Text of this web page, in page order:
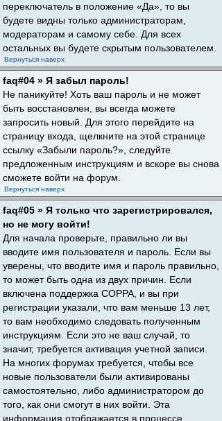
переключатель в положение «Да», то вы
будете видны только администраторам,
модераторам и самому себе. Для всех
остальных вы будете скрытым пользователем.
Вернуться наверх
faq#04 » Я забыл пароль!
Не паникуйте! Хоть ваш пароль и не может
быть восстановлен, вы всегда можете
запросить новый. Для этого перейдите на
страницу входа, щелкните на этой странице
ссылку «Забыли пароль?», следуйте
предложенным инструкциям и вскоре вы снова
сможете войти на форум.
Вернуться наверх
faq#05 » Я только что зарегистрировался,
но не могу войти!
Для начала проверьте, правильно ли вы
вводите имя пользователя и пароль. Если вы
уверены, что вводите имя и пароль правильно,
то может быть одна из двух причин. Если
включена поддержка COPPA, и вы при
регистрации указали, что вам меньше 13 лет,
то вам необходимо следовать полученным
инструкциям. Если это не ваш случай, то
значит, требуется активация учетной записи.
На многих форумах требуется, чтобы все
новые пользователи были активированы
самостоятельно, либо администратором до
того, как они смогут в них войти. Эта
информация отображается в процессе